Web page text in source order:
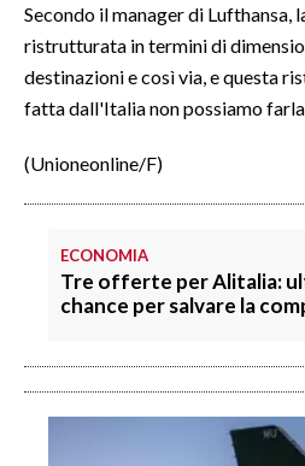
Secondo il manager di Lufthansa,
ristrutturata in termini di
destinazioni e così via, e questa
fatta dall'Italia non possiamo
(Unioneonline/F)
ECONOMIA
Tre offerte per Alitalia:
chance per salvare la